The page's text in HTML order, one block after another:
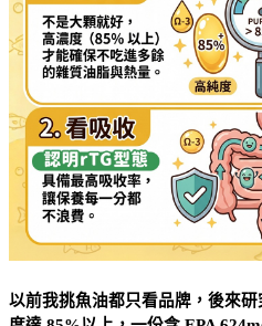
以前我挑魚油都只看品牌，後來